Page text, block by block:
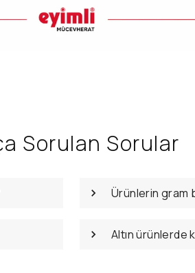
Sorulan Sorular
Ürünlerin gram
Altın ürünlerde